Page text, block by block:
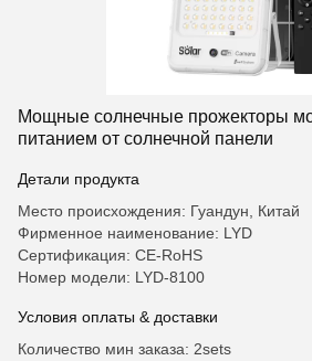
Мощные солнечные прожекторы
питанием от солнечной панели
Детали продукта
Место происхождения: Гуандун, Китай
Фирменное наименование: LYD
Сертификация: CE-RoHS
Номер модели: LYD-8100
Условия оплаты & доставки
Количество мин заказа: 2sets